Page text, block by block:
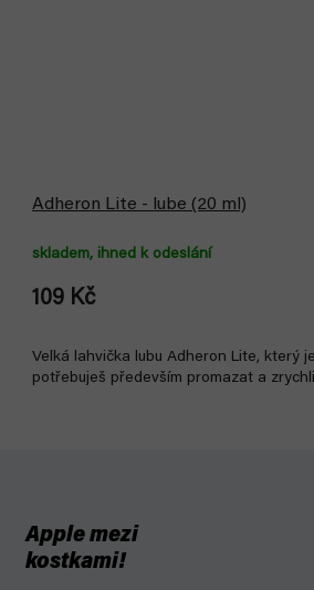
Adheron Lite - lube (20 ml)
skladem, ihned k odeslání
109 Kč
Velká lahvička lubu Adheron Lite, který
potřebuješ především promazat a
Apple mezi
kostkami!